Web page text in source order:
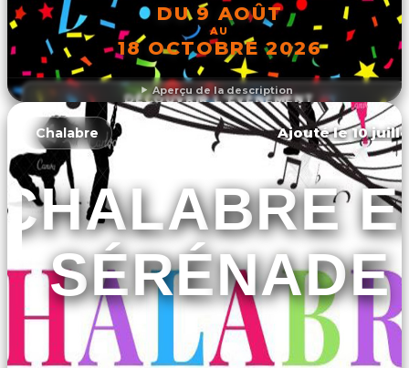
Aperçu de la description
DU 9 AOÛT
AU
18 OCTOBRE 2026
DÉCOUVRIR L'ÉVÉNEMENT
Chalabre Ajouté le 10
SÉRÉNADE